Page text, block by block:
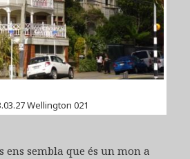
Wellington 021
ens sembla que és un mon a